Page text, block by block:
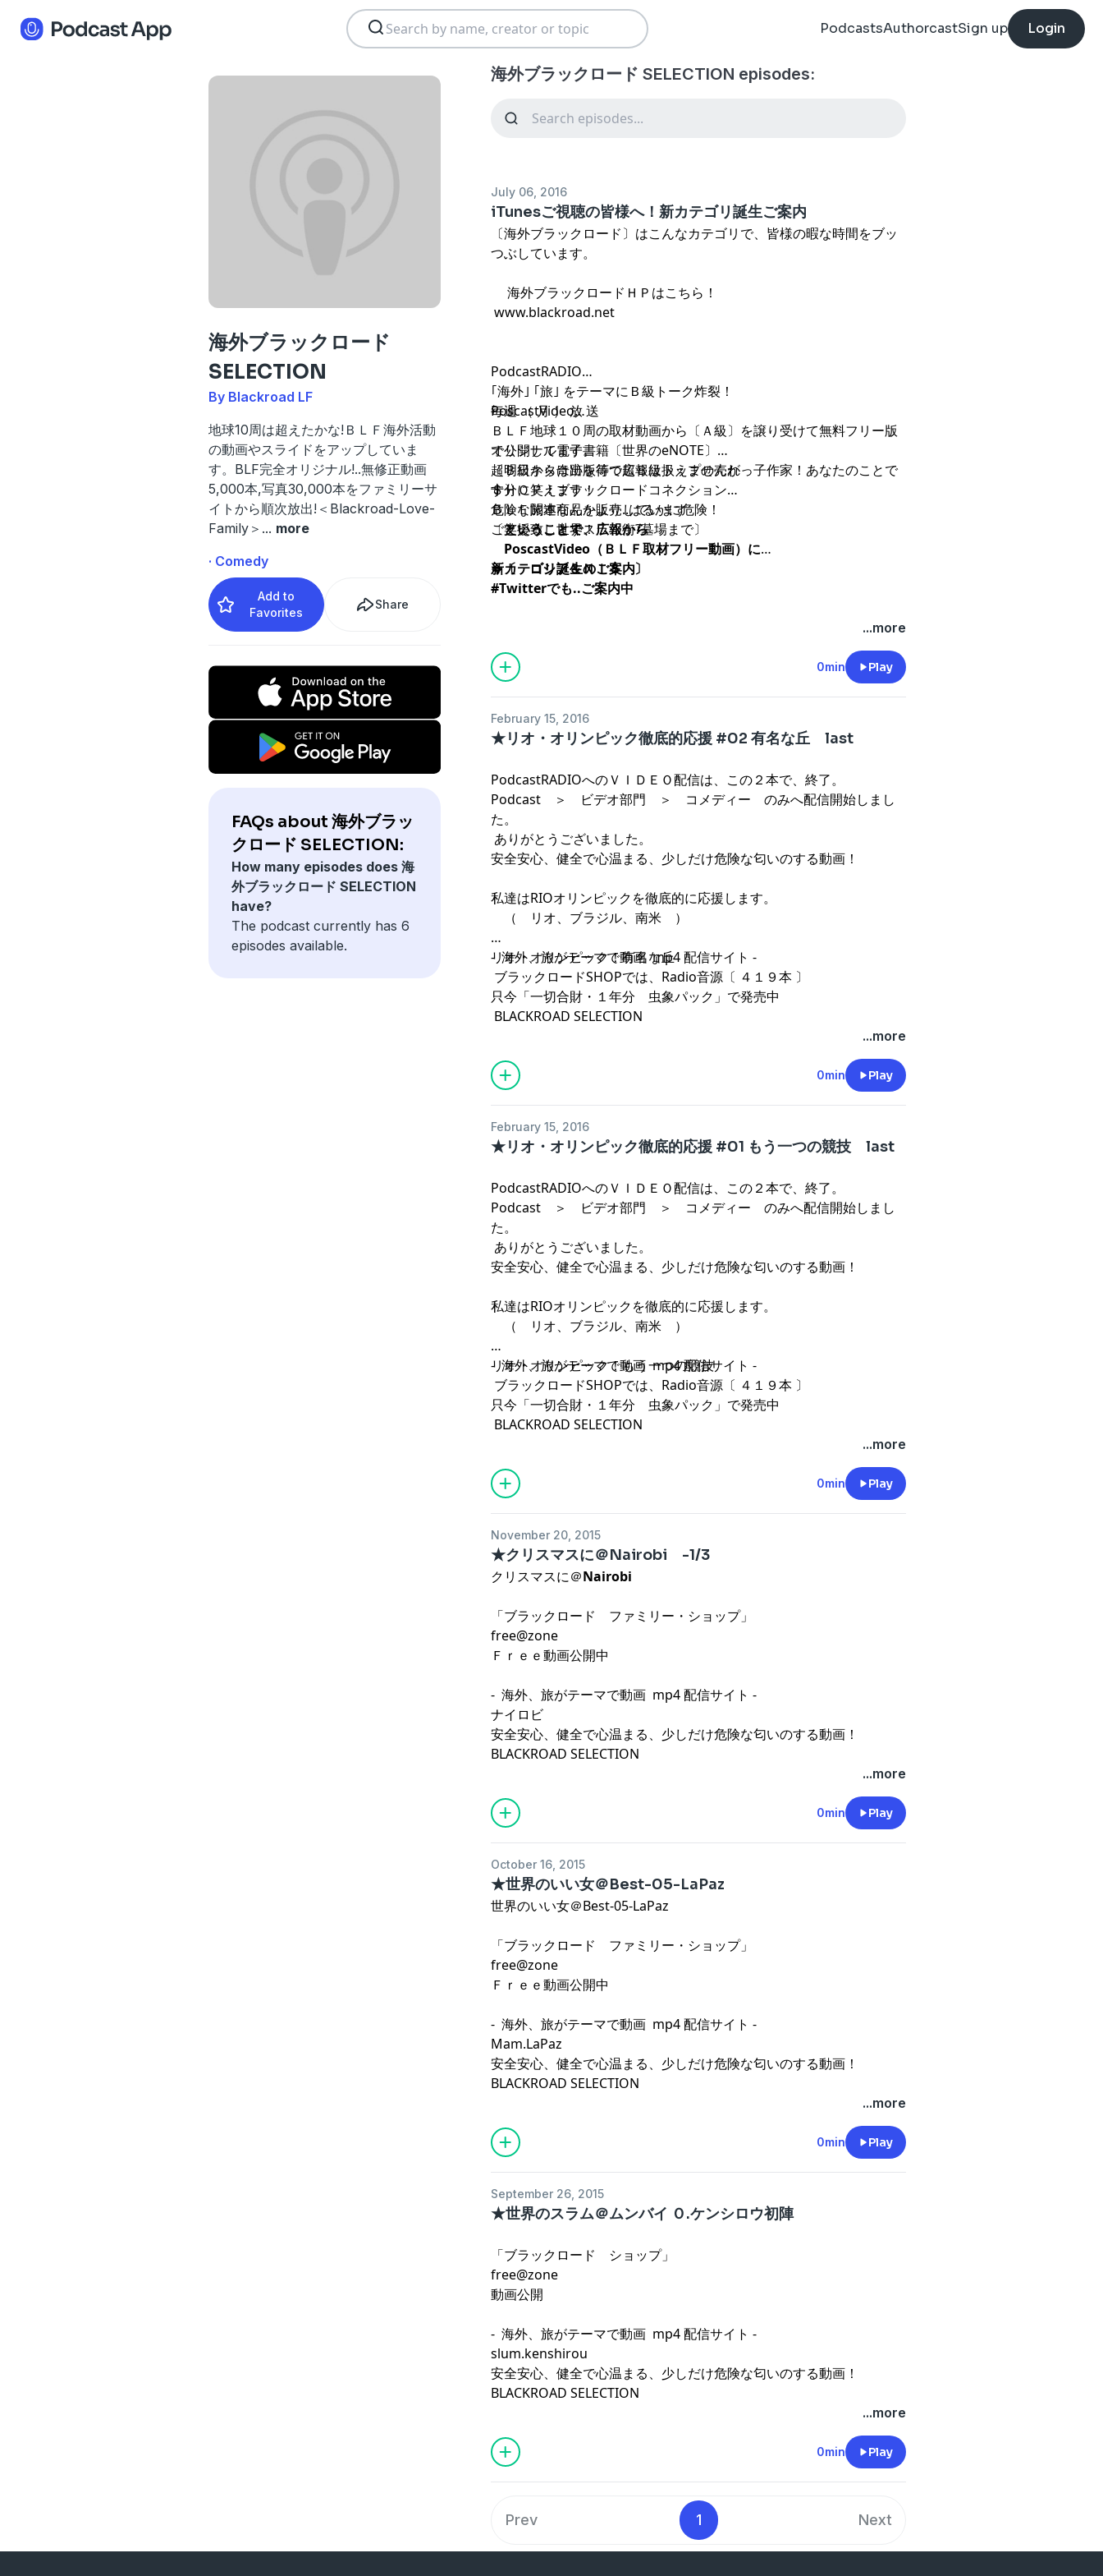
PodcastsAuthorcastSign up Login
海外ブラックロード
SELECTION
By Blackroad LF
地球10周は超えたかな!ＢＬＦ海外活動
の動画やスライドをアップしていま
す。BLF完全オリジナル!..無修正動画
5,000本,写真30,000本をファミリーサ
イトから順次放出!＜Blackroad-Love-
Family＞ ... more
· Comedy
Add to
Favorites
Share
FAQs about 海外ブラッ
クロード SELECTION:
How many episodes does 海
外ブラックロード SELECTION
have?
The podcast currently has 6
episodes available.
海外ブラックロード SELECTION episodes:
July 06, 2016
iTunesご視聴の皆様へ！新カテゴリ誕生ご案内
〔海外ブラックロード〕はこんなカテゴリで、皆様の暇な時間をブッ
つぶしています。
海外ブラックロードＨＰはこちら！
www.blackroad.net
PodcastRADIO
｢海外｣ ｢旅｣ をテーマにＢ級トーク炸裂！
毎週 （ 月 ） 放 送
PoscastVideo
ＢＬＦ地球１０周の取材動画から〔Ａ級〕を譲り受けて無料フリー版
で公開してます。
超Ｂ級ネタは出版等で広報は扱えませんが
十分に笑えます！
〔笑える、世界スラム街?墓場まで〕
オリジナル電子書籍〔世界のeNOTE〕
〔明日から奇跡を待つ超Ｂ級トップの売れっ子作家！あなたのことで
す〕
危険な旅本なんかより..はるかに危険！
ご支援致します！
ＳＨＯＰ！ブラックロードコネクション
ＢＬＦ関連商品を販売しています
ということで、広報から
PoscastVideo（ＢＬＦ取材フリー動画）に
新カテゴリ誕生のご案内
⇒〔 ロシア＆ＮＩＳ 〕
#Twitterでも..ご案内中
...more
0min Play
February 15, 2016
★リオ・オリンピック徹底的応援 #02 有名な丘 last
PodcastRADIOへのＶＩＤＥＯ配信は、この２本で、終了。
Podcast ＞ ビデオ部門 ＞ コメディー のみへ配信開始しまし
た。
ありがとうございました。
安全安心、健全で心温まる、少しだけ危険な匂いのする動画！
私達はRIOオリンピックを徹底的に応援します。
（ リオ、ブラジル、南米 ）
- 海外、旅がテーマで動画 mp4 配信サイト -
リオ・オリンピック！有名な丘
ブラックロードSHOPでは、Radio音源〔 ４１９本 〕
只今「一切合財・１年分 虫象パック」で発売中
BLACKROAD SELECTION
...more
0min Play
February 15, 2016
★リオ・オリンピック徹底的応援 #01 もう一つの競技 last
PodcastRADIOへのＶＩＤＥＯ配信は、この２本で、終了。
Podcast ＞ ビデオ部門 ＞ コメディー のみへ配信開始しまし
た。
ありがとうございました。
安全安心、健全で心温まる、少しだけ危険な匂いのする動画！
私達はRIOオリンピックを徹底的に応援します。
（ リオ、ブラジル、南米 ）
- 海外、旅がテーマで動画 mp4 配信サイト -
リオ・オリンピック！もう一つの競技
ブラックロードSHOPでは、Radio音源〔 ４１９本 〕
只今「一切合財・１年分 虫象パック」で発売中
BLACKROAD SELECTION
...more
0min Play
November 20, 2015
★クリスマスに＠Nairobi -1/3
クリスマスに＠Nairobi
「ブラックロード ファミリー・ショップ」
free@zone
Ｆｒｅｅ動画公開中
- 海外、旅がテーマで動画 mp4 配信サイト -
ナイロビ
安全安心、健全で心温まる、少しだけ危険な匂いのする動画！
BLACKROAD SELECTION
...more
0min Play
October 16, 2015
★世界のいい女＠Best-05-LaPaz
世界のいい女＠Best-05-LaPaz
「ブラックロード ファミリー・ショップ」
free@zone
Ｆｒｅｅ動画公開中
- 海外、旅がテーマで動画 mp4 配信サイト -
Mam.LaPaz
安全安心、健全で心温まる、少しだけ危険な匂いのする動画！
BLACKROAD SELECTION
...more
0min Play
September 26, 2015
★世界のスラム＠ムンバイ Ｏ.ケンシロウ初陣
「ブラックロード ショップ」
free@zone
動画公開
- 海外、旅がテーマで動画 mp4 配信サイト -
slum.kenshirou
安全安心、健全で心温まる、少しだけ危険な匂いのする動画！
BLACKROAD SELECTION
...more
0min Play
Prev 1 Next